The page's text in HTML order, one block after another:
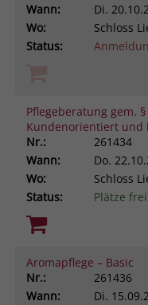
Wann:
Di.
Wo:
Schloss
Status:
Pflegeberatung gem. §
Kundenorientiert und
Nr.:
261434
Wann:
Do.
Wo:
Schloss
Status:
Plätze frei
Aromapflege – Basic
Nr.:
261436
Wann:
Di.